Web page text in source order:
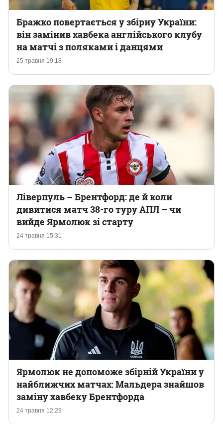
25 травня 19:18
Бражко повертається у збірну України:
він замінив хавбека англійського клубу
на матчі з поляками і данцями
24 травня 15:31
Ліверпуль – Брентфорд: де й коли
дивитися матч 38-го туру АПЛ – чи
вийде Ярмолюк зі старту
24 травня 12:29
Ярмолюк не допоможе збірній України у
найближчих матчах: Мальдера знайшов
заміну хавбеку Брентфорда